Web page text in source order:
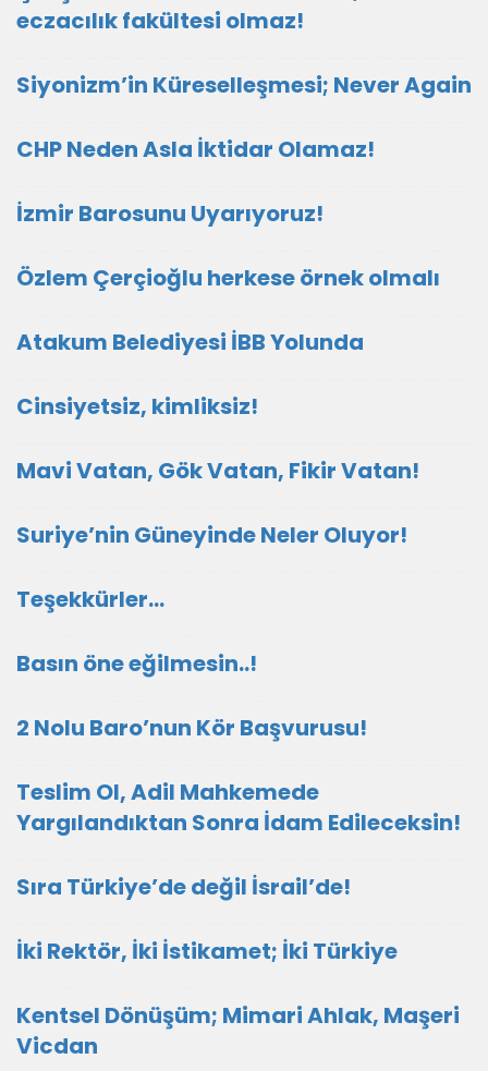
eczacılık fakültesi olmaz!
Siyonizm’in Küreselleşmesi; Never Again
CHP Neden Asla İktidar Olamaz!
İzmir Barosunu Uyarıyoruz!
Özlem Çerçioğlu herkese örnek olmalı
Atakum Belediyesi İBB Yolunda
Cinsiyetsiz, kimliksiz!
Mavi Vatan, Gök Vatan, Fikir Vatan!
Suriye’nin Güneyinde Neler Oluyor!
Teşekkürler…
Basın öne eğilmesin..!
2 Nolu Baro’nun Kör Başvurusu!
Teslim Ol, Adil Mahkemede
Yargılandıktan Sonra İdam Edileceksin!
Sıra Türkiye’de değil İsrail’de!
İki Rektör, İki İstikamet; İki Türkiye
Kentsel Dönüşüm; Mimari Ahlak, Maşeri
Vicdan